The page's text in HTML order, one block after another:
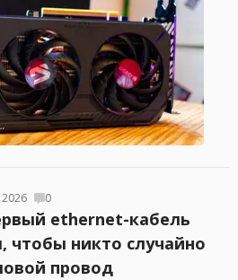
2026 0
ethernet-кабель
никто случайно
провод